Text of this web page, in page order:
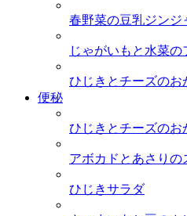
春野菜の豆乳ジンジ
じゃがいもと水菜
ひじきとチーズのお
便秘
ひじきとチーズのお
アボカドとあさりの
ひじきサラダ